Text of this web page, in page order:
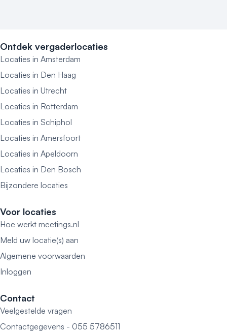
Ontdek vergaderlocaties
Locaties in Amsterdam
Locaties in Den Haag
Locaties in Utrecht
Locaties in Rotterdam
Locaties in Schiphol
Locaties in Amersfoort
Locaties in Apeldoorn
Locaties in Den Bosch
Bijzondere locaties
Voor locaties
Hoe werkt meetings.nl
Meld uw locatie(s) aan
Algemene voorwaarden
Inloggen
Contact
Veelgestelde vragen
Contactgegevens - 055 5786511